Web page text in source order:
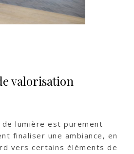
valorisation
lumière est purement
finaliser une ambiance, en
vers certains éléments de